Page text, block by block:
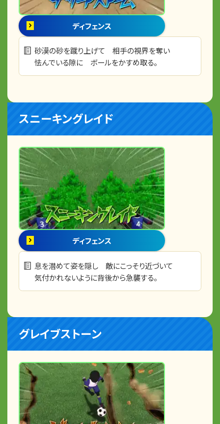
ディフェンス
砂漠の砂を蹴り上げて 相手の視界を奪い
怯んでいる隙に ボールをかすめ取る。
スニーキングレイド
ディフェンス
息を潜めて姿を隠し 敵にこっそり近づいて
気付かれないように背後から急襲する。
グレイブストーン